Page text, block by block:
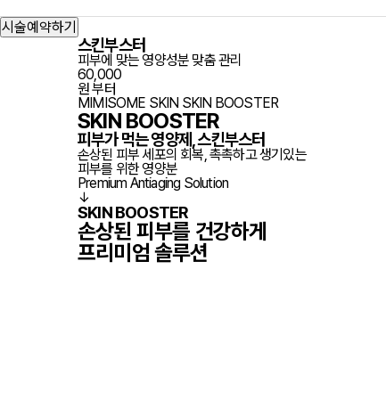
prev
시술예약하기
스킨부스터
피부에 맞는 영양성분 맞춤 관리
60,000
원 부터
MIMISOME SKIN SKIN BOOSTER
SKIN BOOSTER
피부가 먹는 영양제, 스킨부스터
손상된 피부 세포의 회복, 촉촉하고 생기있는
피부를 위한 영양분
Premium Antiaging Solution
↓
SKIN BOOSTER
손상된 피부를 건강하게
프리미엄 솔루션